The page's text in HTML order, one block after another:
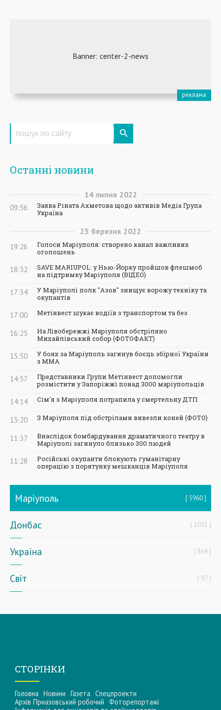
Останні новини
14 липня 2022
09:56
Заява Ріната Ахметова щодо активів Медіа Група
Україна
25 березня 2022
19:26
Голоси Маріуполя: створено канал важливих
оголошень
18:32
SAVE MARIUPOL: у Нью-Йорку пройшов флешмоб
на підтримку Маріуполя (ВІДЕО)
17:34
У Маріуполі полк "Азов" знищує ворожу техніку та
окупантів
17:00 Метінвест шукає водіїв з транспортом та без
16:25
На Лівобережжі Маріуполя обстріляно
Михайлівський собор (ФОТОФАКТ)
15:50
У боях за Маріуполь загинув боєць збірної України
з ММА
14:57
Представники Групи Метінвест допомогли
розмістити у Запоріжжі понад 3000 маріупольців
14:14 Сім'я з Маріуполя потрапила у смертельну ДТП
13:20 З Маріуполя під обстрілами вивезли коней (ФОТО)
11:37
Внаслідок бомбардування драматичного театру в
Маріуполі загинуло близько 300 людей
11:28
Російські окупанти блокують гуманітарну
операцію з порятунку мешканців Маріуполя
Маріуполь 5960
Донбас 1031
Україна 864
Світ 97
СТОРІНКИ
Головна Новини Газета Спецпроекти
Архів Приазовський робочий Фоторепортажі